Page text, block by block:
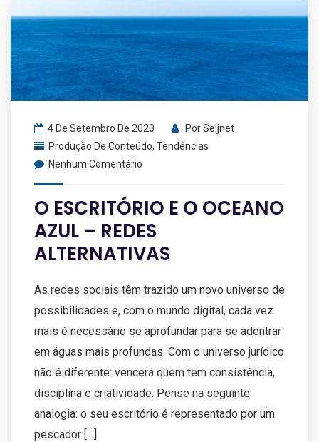
4 De Setembro De 2020 PorSeijnet
Produção De Conteúdo, Tendências
Nenhum Comentário
O ESCRITÓRIO E O OCEANO
AZUL – REDES
ALTERNATIVAS
As redes sociais têm trazido um novo universo de
possibilidades e, com o mundo digital, cada vez
mais é necessário se aprofundar para se adentrar
em águas mais profundas. Com o universo jurídico
não é diferente: vencerá quem tem consistência,
disciplina e criatividade. Pense na seguinte
analogia: o seu escritório é representado por um
pescador […]